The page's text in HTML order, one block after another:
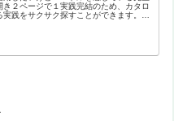
き２ページで１実践完結のため、カタロ
実践をサクサク探すことができます。バ